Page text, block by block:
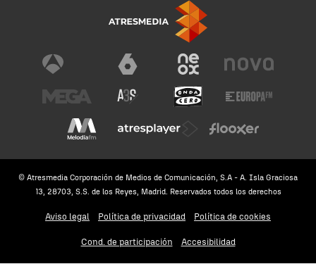
© Atresmedia Corporación de Medios de Comunicación, S.A - A. Isla Graciosa
13, 28703, S.S. de los Reyes, Madrid. Reservados todos los derechos
Aviso legal Política de privacidad Política de cookies
Cond. de participación Accesibilidad